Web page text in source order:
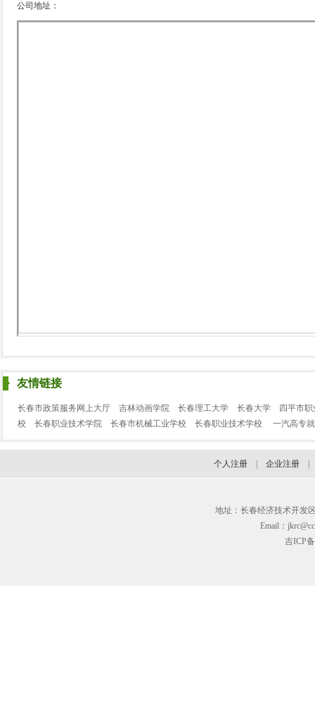
公司地址：
友情链接
长春市政策服务网上大厅 吉林动画学院 长春理工大学 长春大学
四平市
校
长春职业技术学院 长春市机械工业学校 长春职业技术学校 一汽高专
个人注册 企业注册
地址：长春经济技术开发
Email：
吉ICP